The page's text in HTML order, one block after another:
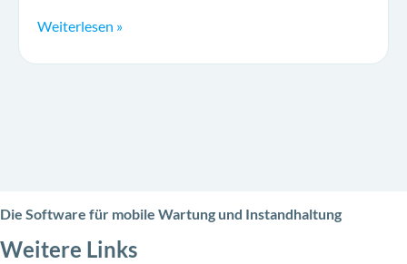
Weiterlesen »
Die Software für mobile Wartung und Instandhaltung
Weitere Links